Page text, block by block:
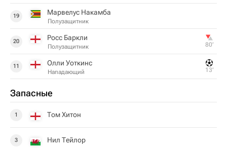
19 Марвелус Накамба
Полузащитник
20 Росс Баркли
Полузащитник 80‎’‎
11 Олли Уоткинс
Нападающий 13‎’‎
Запасные
1 Том Хитон
3 Нил Тейлор